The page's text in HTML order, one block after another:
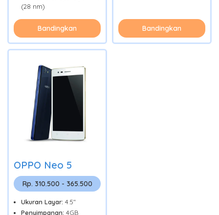
(28 nm)
Bandingkan Bandingkan
OPPO Neo 5
Rp. 310.500 - 365.500
Ukuran Layar: 4.5"
Penyimpanan: 4GB